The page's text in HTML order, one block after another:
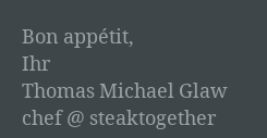
Bon appétit,
Ihr
Thomas Michael Glaw
chef @ steaktogether
zusätzlichen
aufbewahrt werden und
gewährleisten, dass die
Daten nicht einer
identifizierbaren